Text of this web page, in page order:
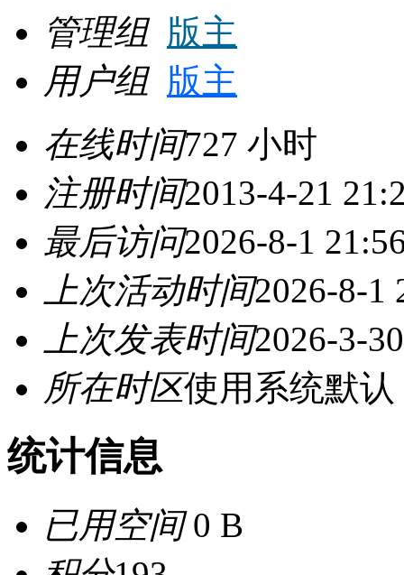
管理组 版主
用户组 版主
在线时间727 小时
注册时间2013-4-21
最后访问2026-8-1
上次活动时间2026-8-1
上次发表时间2026-3-
所在时区使用系统默认
统计信息
已用空间0 B